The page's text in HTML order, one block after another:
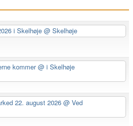
i Skelhøje@ Skelhøje
kommer@ i Skelhøje
22. august 2026 @ Ved